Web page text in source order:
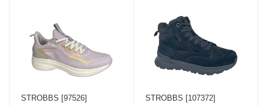
STROBBS [97526] STROBBS [107372]